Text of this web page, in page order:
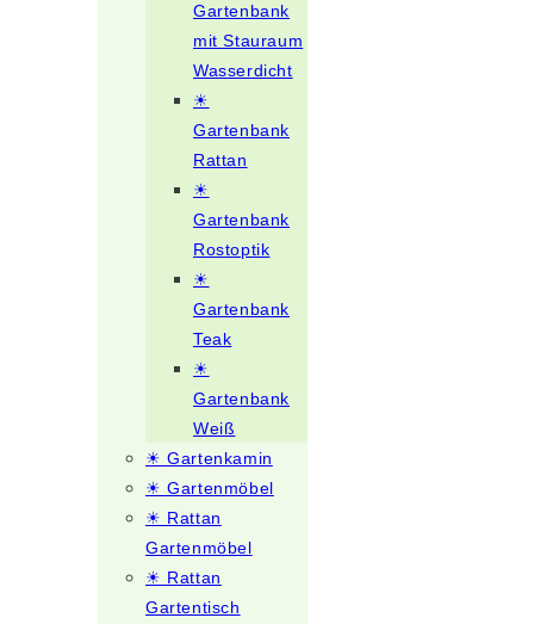
Gartenbank
mit Stauraum
Wasserdicht
☀
Gartenbank
Rattan
☀
Gartenbank
Rostoptik
☀
Gartenbank
Teak
☀
Gartenbank
Weiß
☀ Gartenkamin
☀ Gartenmöbel
☀ Rattan
Gartenmöbel
☀ Rattan
Gartentisch